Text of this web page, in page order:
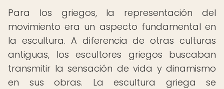
Para los griegos, la representación del
movimiento era un aspecto fundamental en
la escultura. A diferencia de otras culturas
antiguas, los escultores griegos buscaban
transmitir la sensación de vida y dinamismo
en sus obras. La escultura griega se